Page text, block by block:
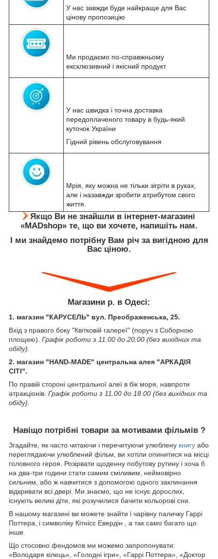
У нас завжди буде найкраще для Вас
цінову пропозицію
Ми продаємо по-справжньому
ексклюзивний і якісний продукт
У нас швидка і точна доставка
передоплаченого товару в будь-який
куточок України
Гідний рівень обслуговування
Мрія, яку можна не тільки зігріти в руках,
але і назавжди зробити атрибутом свого
життя.
Якщо Ви не знайшли в інтернет-магазині
«MADshop» те, що ви хочете, напишіть нам.
І ми знайдемо потрібну Вам річ за вигідною для
Вас ціною.
Магазини р. в Одесі:
1. магазин "КАРУСЕЛЬ" вул. Преображенська, 25.
Вхід з правого боку "Квітковій галереї" (поруч з Соборною
площею). Графік роботи з 11.00 до 20.00 (без вихідних та
обіду).
2. магазин "HAND-MADE" центральна алея "АРКАДІЯ
СІТІ".
По правій стороні центральної алеї в бік моря, навпроти
атракціонів. Графік роботи з 11.00 до 18.00 (без вихідних та
обіду).
Навіщо потрібні товари за мотивами фільмів ?
Згадайте, як часто читаючи і перечитуючи улюблену книгу або
переглядаючи улюблений фільм, ви хотіли опинитися на місці
головного героя. Розірвати щоденну побутову рутину і хоча б
на два-три години стати самим сміливим, неймовірно
сильним, або ж навчитися з допомогою одного заклинання
відкривати всі двері. Ми знаємо, що не існує дорослих,
існують великі діти, які розучилися бачити кольорові сни.
В нашому магазині ви можете знайти і чарівну паличку Гаррі
Поттера, і символіку Кітнісс Евердін , а так само багато що
інше.
Що стосовно фендомов ми можемо запропонувати:
«Володаря кілець», «Голодні ігри», «Гаррі Поттера», «Доктор